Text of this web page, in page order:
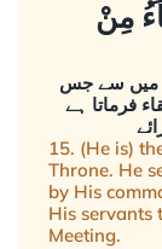
مِنْ
میں سے جس
فرماتا ہے
15. (He is)
Throne. He
by His
His servants
Meeting.